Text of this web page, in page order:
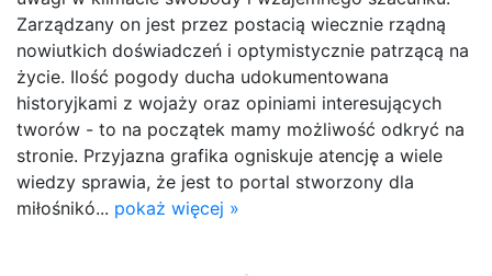
Zarządzany on jest przez postacią wiecznie rządną
nowiutkich doświadczeń i optymistycznie patrzącą na
życie. Ilość pogody ducha udokumentowana
historyjkami z wojaży oraz opiniami interesujących
tworów - to na początek mamy możliwość odkryć na
stronie. Przyjazna grafika ogniskuje atencję a wiele
wiedzy sprawia, że jest to portal stworzony dla
miłośnikó... pokaż więcej »